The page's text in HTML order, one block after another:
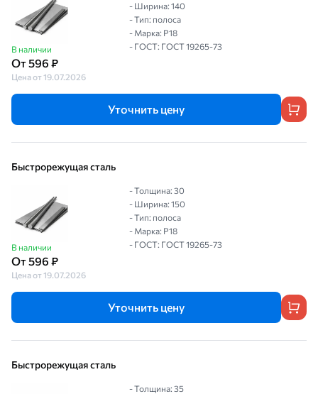
В наличии
От 596 ₽
Цена от 19.07.2026
- Ширина: 140
- Тип: полоса
- Марка: Р18
- ГОСТ: ГОСТ 19265-73
Уточнить цену
Быстрорежущая сталь
В наличии
От 596 ₽
Цена от 19.07.2026
- Толщина: 30
- Ширина: 150
- Тип: полоса
- Марка: Р18
- ГОСТ: ГОСТ 19265-73
Уточнить цену
Быстрорежущая сталь
- Толщина: 35